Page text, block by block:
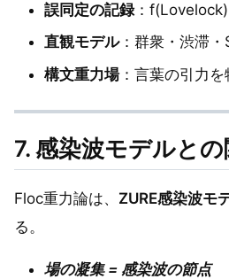
誤同定の記録：
直観モデル：群衆・渋滞・
構文重力場：言葉の引力
7. 感染波モデルとの
Floc重力論は、 ZURE感染波モ
る。
場の凝集 = 感染波の節点